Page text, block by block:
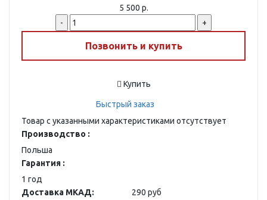
5 500 р.
-
+
Позвонить и купить
Купить
Быстрый заказ
Товар с указанными характеристиками отсутствует
Производство :
Польша
Гарантия :
1 год
Доставка МКАД:
290 руб